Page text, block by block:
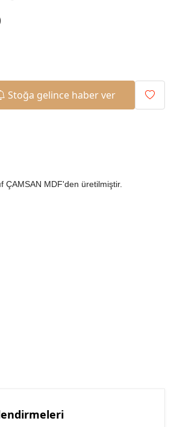
Stoğa gelince haber ver
ÇAMSAN MDF'den üretilmiştir.